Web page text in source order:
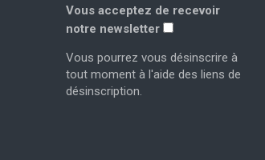
Vous acceptez de recevoir
notre newsletter
Vous pourrez vous désinscrire à
tout moment à l'aide des liens de
désinscription.